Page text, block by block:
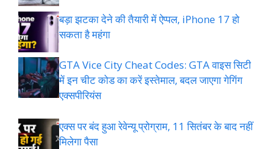
बड़ा झटका देने की तैयारी में ऐप्पल, iPhone 17 हो
सकता है महंगा
GTA Vice City Cheat Codes: GTA वाइस सिटी
में इन चीट कोड का करें इस्तेमाल, बदल जाएगा गेगिंग
एक्सपीरियंस
एक्स पर बंद हुआ रेवेन्यू प्रोग्राम, 11 सितंबर के बाद नहीं
मिलेगा पैसा